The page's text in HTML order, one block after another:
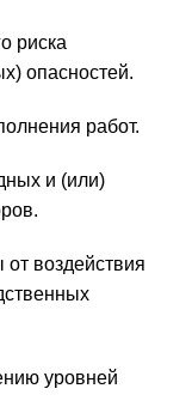
риска
опасностей.
работ.
и (или)
воздействия
уровней